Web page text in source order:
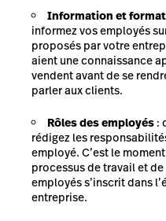
Information et
informez vos employés
proposés par votre
aient une connaissance
vendent avant de se
parler aux clients.
Rôles des employés :
rédigez les
employé. C’est le
processus de travail et
employés s’inscrit dans
entreprise.